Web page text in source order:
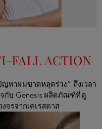
FALL ACTION
ญหาผมขาดหลุดร่วง” ถึงเวลา
จกับGenesis ผลิตภัณฑ์ที่ดู
รจากเคเรสตาส